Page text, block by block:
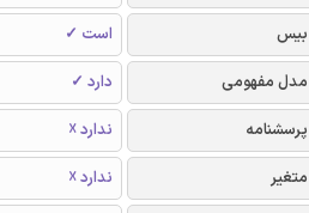
بیس
است ✓
مدل مفهومی
دارد ✓
پرسشنامه
ندارد ☓
متغیر
ندارد ☓